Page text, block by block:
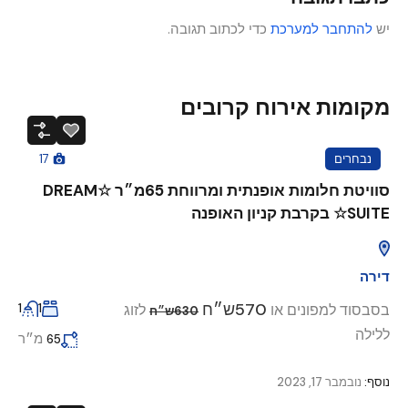
יש להתחבר למערכת כדי לכתוב תגובה.
מקומות אירוח קרובים
נבחרים 17
סוויטת חלומות אופנתית ומרווחת 65מ״ר ☆DREAM
SUITE☆ בקרבת קניון האופנה
דירה
בסבסוד למפונים או 570ש״ח 630ש״ח
לזוג
ללילה
1
1
65 מ״ר
נוסף: נובמבר 17, 2023